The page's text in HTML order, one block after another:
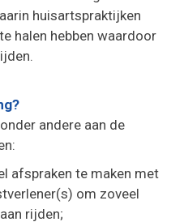
huisartspraktijken
halen hebben waardoor
andere aan de
afspraken te maken met
om zoveel
rijden;